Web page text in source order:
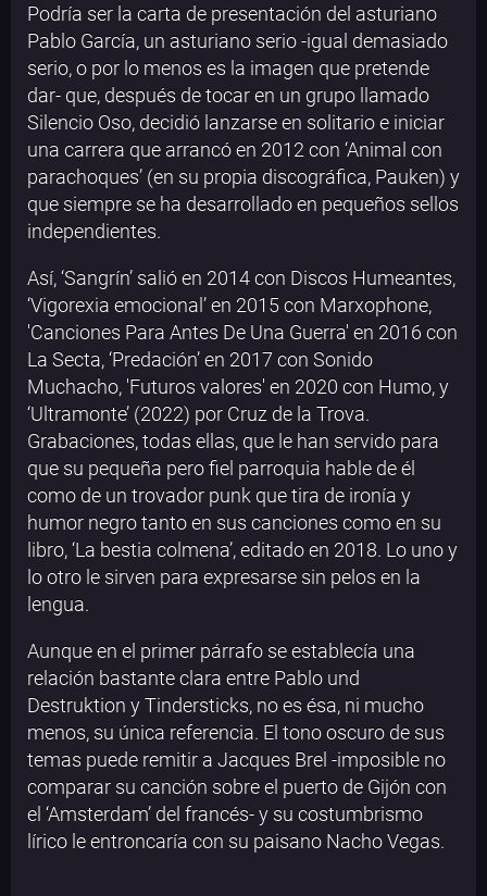
Podría ser la carta de presentación del asturiano
Pablo García, un asturiano serio -igual demasiado
serio, o por lo menos es la imagen que pretende
dar- que, después de tocar en un grupo llamado
Silencio Oso, decidió lanzarse en solitario e iniciar
una carrera que arrancó en 2012 con ‘Animal con
parachoques’ (en su propia discográfica, Pauken) y
que siempre se ha desarrollado en pequeños sellos
independientes.
Así, ‘Sangrín’ salió en 2014 con Discos Humeantes,
‘Vigorexia emocional’ en 2015 con Marxophone,
'Canciones Para Antes De Una Guerra' ‎en 2016 con
La Secta, ‘Predación’ en 2017 con Sonido
Muchacho, 'Futuros valores' en 2020 con Humo, y
‘Ultramonte’ (2022) por Cruz de la Trova.
Grabaciones, todas ellas, que le han servido para
que su pequeña pero fiel parroquia hable de él
como de un trovador punk que tira de ironía y
humor negro tanto en sus canciones como en su
libro, ‘La bestia colmena’, editado en 2018. Lo uno y
lo otro le sirven para expresarse sin pelos en la
lengua.
Aunque en el primer párrafo se establecía una
relación bastante clara entre Pablo und
Destruktion y Tindersticks, no es ésa, ni mucho
menos, su única referencia. El tono oscuro de sus
temas puede remitir a Jacques Brel -imposible no
comparar su canción sobre el puerto de Gijón con
el ‘Amsterdam’ del francés- y su costumbrismo
lírico le entroncaría con su paisano Nacho Vegas.